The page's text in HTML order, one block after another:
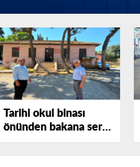
Tarihi okul binası
önünden bakana sert
tepki gösterdi!